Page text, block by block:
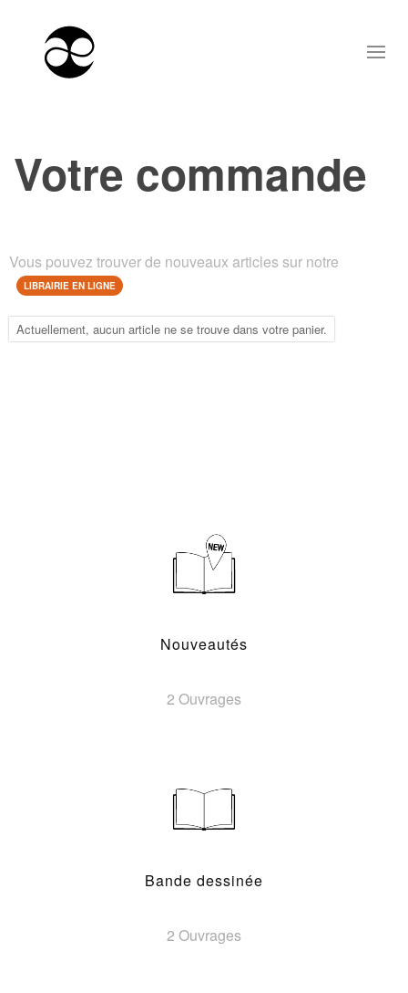
Votre commande
Vous pouvez trouver de nouveaux articles sur notre
LIBRAIRIE EN LIGNE
Actuellement, aucun article ne se trouve dans votre panier.
Nouveautés
2 Ouvrages
Bande dessinée
2 Ouvrages